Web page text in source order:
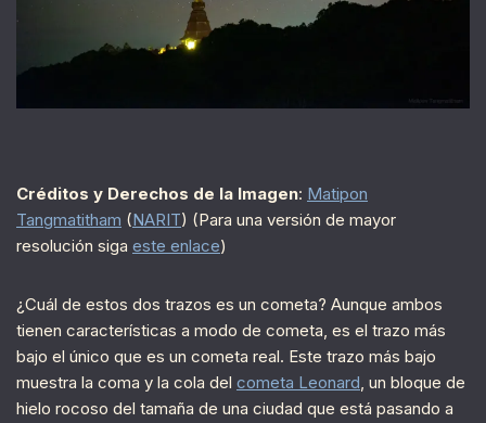
Créditos y Derechos de la Imagen: Matipon
Tangmatitham (NARIT) (Para una versión de mayor
resolución siga este enlace)
¿Cuál de estos dos trazos es un cometa? Aunque ambos
tienen características a modo de cometa, es el trazo más
bajo el único que es un cometa real. Este trazo más bajo
muestra la coma y la cola del cometa Leonard, un bloque de
hielo rocoso del tamaña de una ciudad que está pasando a